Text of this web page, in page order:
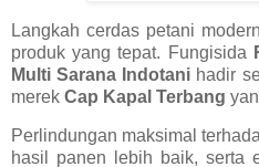
Langkah cerdas petani
produk yang tepat. Fungisida
Multi Sarana Indotani hadir
merek Cap Kapal Terbang
Perlindungan maksimal
hasil panen lebih baik, serta